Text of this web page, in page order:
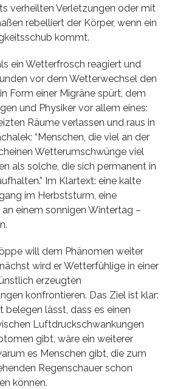
verheilten Verletzungen oder mit
rebelliert der Körper, wenn ein
kommt.
ein Wetterfrosch reagiert und
vor dem Wetterwechsel den
Form einer Migräne spürt, dem
und Physiker vor allem eines:
Räume verlassen und raus in
“Menschen, die viel an der
Wetterumschwünge viel
als solche, die sich permanent in
Im Klartext: eine kalte
im Herbststurm, eine
einem sonnigen Wintertag –
will dem Phänomen weiter
wird er Wetterfühlige in einer
erzeugten
konfrontieren. Das Ziel ist klar:
belegen lässt, dass es einen
Luftdruckschwankungen
gibt, wäre ein weiterer
es Menschen gibt, die zum
Regenschauer schon
können.